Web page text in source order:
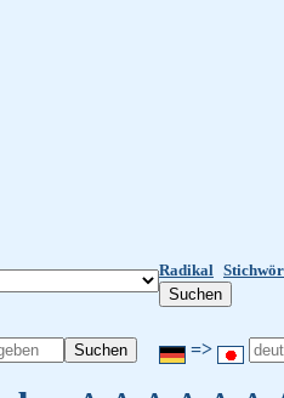
Radikal
=>